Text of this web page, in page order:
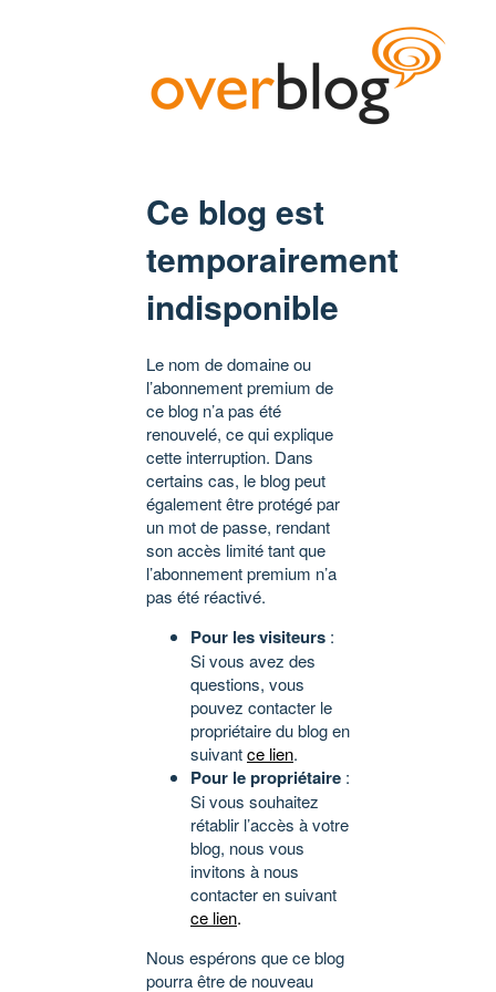
Ce blog est
temporairement
indisponible
Le nom de domaine ou
l’abonnement premium de
ce blog n’a pas été
renouvelé, ce qui explique
cette interruption. Dans
certains cas, le blog peut
également être protégé par
un mot de passe, rendant
son accès limité tant que
l’abonnement premium n’a
pas été réactivé.
Pour les visiteurs :
Si vous avez des
questions, vous
pouvez contacter le
propriétaire du blog en
suivantce lien.
Pour le propriétaire :
Si vous souhaitez
rétablir l’accès à votre
blog, nous vous
invitons à nous
contacter en suivant
ce lien.
Nous espérons que ce blog
pourra être de nouveau